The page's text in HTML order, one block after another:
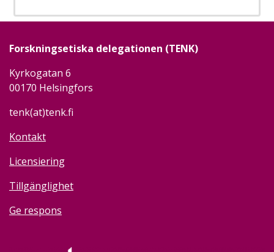
Forskningsetiska delegationen (TENK)
Kyrkogatan 6
00170 Helsingfors
tenk(at)tenk.fi
Kontakt
Licensiering
Tillgänglighet
Ge respons